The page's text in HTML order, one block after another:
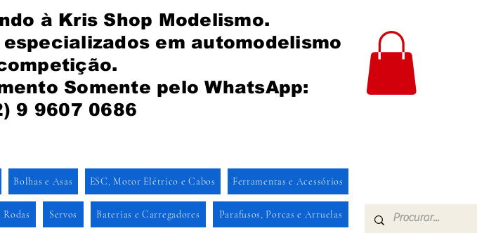
à Kris Shop Modelismo.
especializados em automodelismo
Somente pelo WhatsApp:
9 9607 0686
Bolhas e Asas ESC, Motor Elétrico e Cabos Ferramentas e Acessórios
Rodas Servos Baterias e Carregadores Parafusos, Porcas e Arruelas